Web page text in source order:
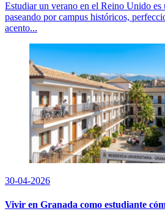
Estudiar un verano en el Reino Unido es
paseando por campus históricos,
acento...
30-04-2026
Vivir en Granada como estudiante